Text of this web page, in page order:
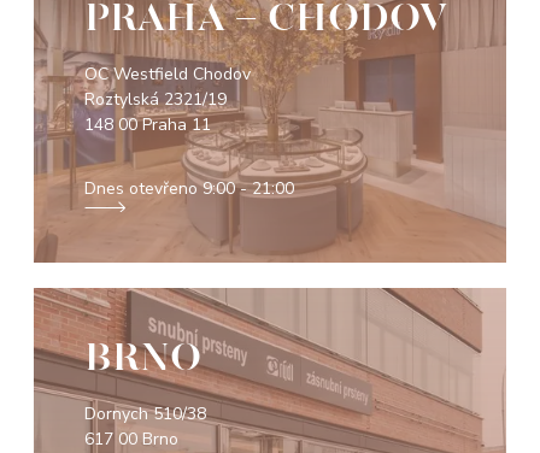
PRAHA - CHODOV
OC Westfield Chodov
Roztylská 2321/19
148 00 Praha 11
Dnes otevřeno9:00 - 21:00
BRNO
Dornych 510/38
617 00 Brno